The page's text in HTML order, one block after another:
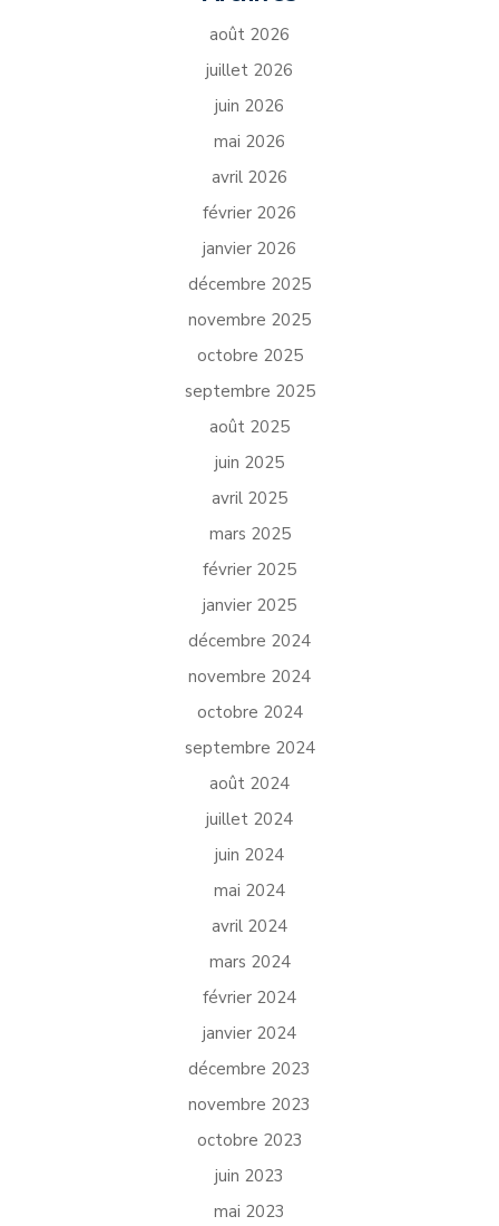
août 2026
juillet 2026
juin 2026
mai 2026
avril 2026
février 2026
janvier 2026
décembre 2025
novembre 2025
octobre 2025
septembre 2025
août 2025
juin 2025
avril 2025
mars 2025
février 2025
janvier 2025
décembre 2024
novembre 2024
octobre 2024
septembre 2024
août 2024
juillet 2024
juin 2024
mai 2024
avril 2024
mars 2024
février 2024
janvier 2024
décembre 2023
novembre 2023
octobre 2023
juin 2023
mai 2023